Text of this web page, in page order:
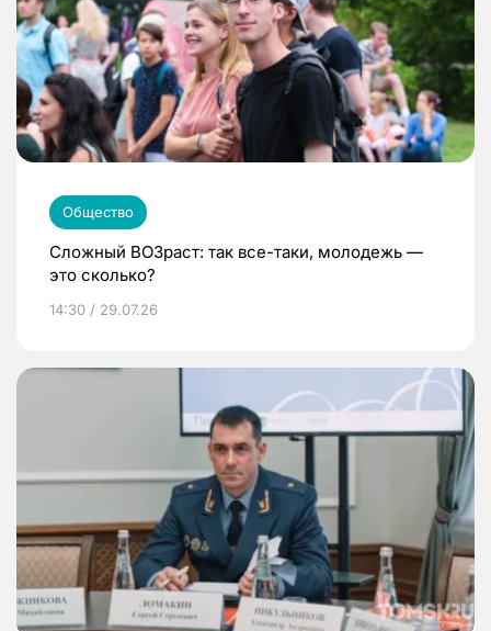
Общество
Сложный ВОЗраст: так все-таки, молодежь —
это сколько?
14:30 / 29.07.26